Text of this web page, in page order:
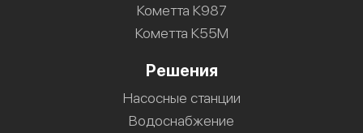
Кометта К987
Кометта К55М
Решения
Насосные станции
Водоснабжение